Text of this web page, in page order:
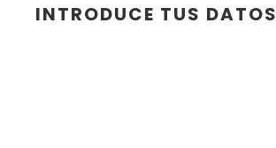
INTRODUCE TUS DATOS